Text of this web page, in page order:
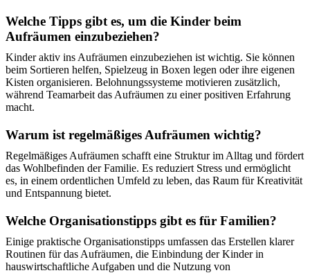
Welche Tipps gibt es, um die Kinder beim
Aufräumen einzubeziehen?
Kinder aktiv ins Aufräumen einzubeziehen ist wichtig. Sie können
beim Sortieren helfen, Spielzeug in Boxen legen oder ihre eigenen
Kisten organisieren. Belohnungssysteme motivieren zusätzlich,
während Teamarbeit das Aufräumen zu einer positiven Erfahrung
macht.
Warum ist regelmäßiges Aufräumen wichtig?
Regelmäßiges Aufräumen schafft eine Struktur im Alltag und fördert
das Wohlbefinden der Familie. Es reduziert Stress und ermöglicht
es, in einem ordentlichen Umfeld zu leben, das Raum für Kreativität
und Entspannung bietet.
Welche Organisationstipps gibt es für Familien?
Einige praktische Organisationstipps umfassen das Erstellen klarer
Routinen für das Aufräumen, die Einbindung der Kinder in
hauswirtschaftliche Aufgaben und die Nutzung von